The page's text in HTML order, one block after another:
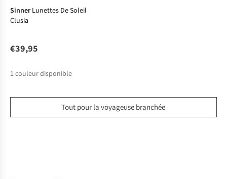
Sinner Lunettes De Soleil
Clusia
€39,95
1 couleur disponible
Tout pour la voyageuse branchée